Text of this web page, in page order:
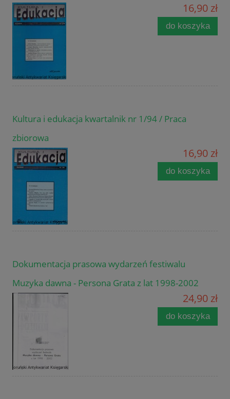
16,90 zł
do koszyka
Kultura i edukacja kwartalnik nr 1/94 / Praca
zbiorowa
16,90 zł
do koszyka
Dokumentacja prasowa wydarzeń festiwalu
Muzyka dawna - Persona Grata z lat 1998-2002
24,90 zł
do koszyka